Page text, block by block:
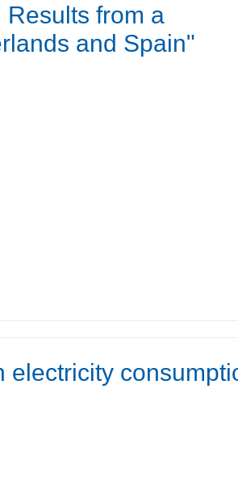
from a
and Spain"
electricity